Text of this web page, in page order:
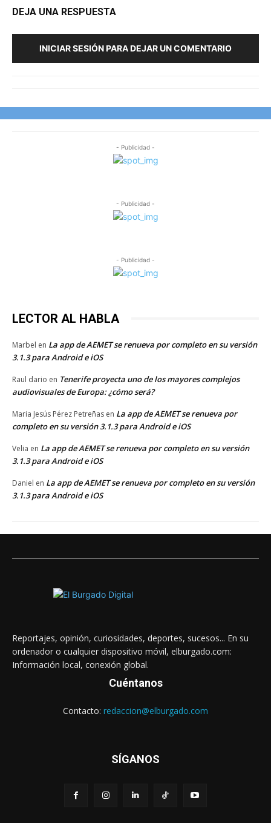
DEJA UNA RESPUESTA
INICIAR SESIÓN PARA DEJAR UN COMENTARIO
- Publicidad -
- Publicidad -
- Publicidad -
LECTOR AL HABLA
Marbel en La app de AEMET se renueva por completo en su versión
3.1.3 para Android e iOS
Raul dario en Tenerife proyecta uno de los mayores complejos
audiovisuales de Europa: ¿cómo será?
Maria Jesús Pérez Petreñas en La app de AEMET se renueva por
completo en su versión 3.1.3 para Android e iOS
Velia en La app de AEMET se renueva por completo en su versión
3.1.3 para Android e iOS
Daniel en La app de AEMET se renueva por completo en su versión
3.1.3 para Android e iOS
Reportajes, opinión, curiosidades, deportes, sucesos... En su
ordenador o cualquier dispositivo móvil, elburgado.com:
Información local, conexión global.
Cuéntanos
Contacto: redaccion@elburgado.com
SÍGANOS